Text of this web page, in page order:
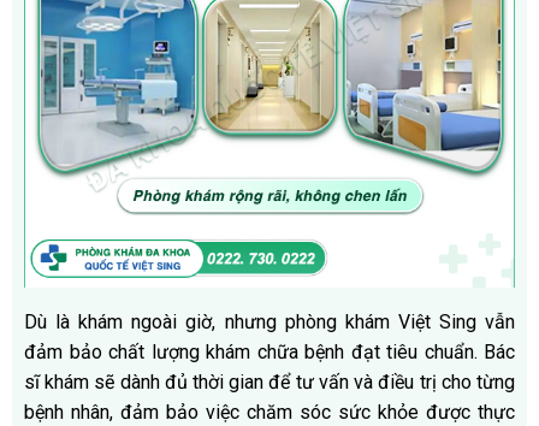
Dù là khám ngoài giờ, nhưng phòng khám Việt Sing vẫn
đảm bảo chất lượng khám chữa bệnh đạt tiêu chuẩn. Bác
sĩ khám sẽ dành đủ thời gian để tư vấn và điều trị cho từng
bệnh nhân, đảm bảo việc chăm sóc sức khỏe được thực